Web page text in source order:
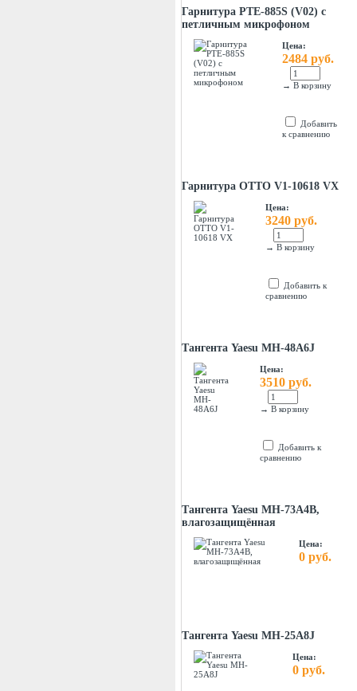
Гарнитура PTE-885S (V02) с
петличным микрофоном
Цена:
2484 руб.
→ В корзину
Добавить
к сравнению
Гарнитура OTTO V1-10618 VX
Цена:
3240 руб.
→ В корзину
Добавить к
сравнению
Тангента Yaesu MH-48A6J
Цена:
3510 руб.
→ В корзину
Добавить к
сравнению
Тангента Yaesu MH-73A4B,
влагозащищённая
Цена:
0 руб.
Тангента Yaesu MH-25A8J
Цена:
0 руб.